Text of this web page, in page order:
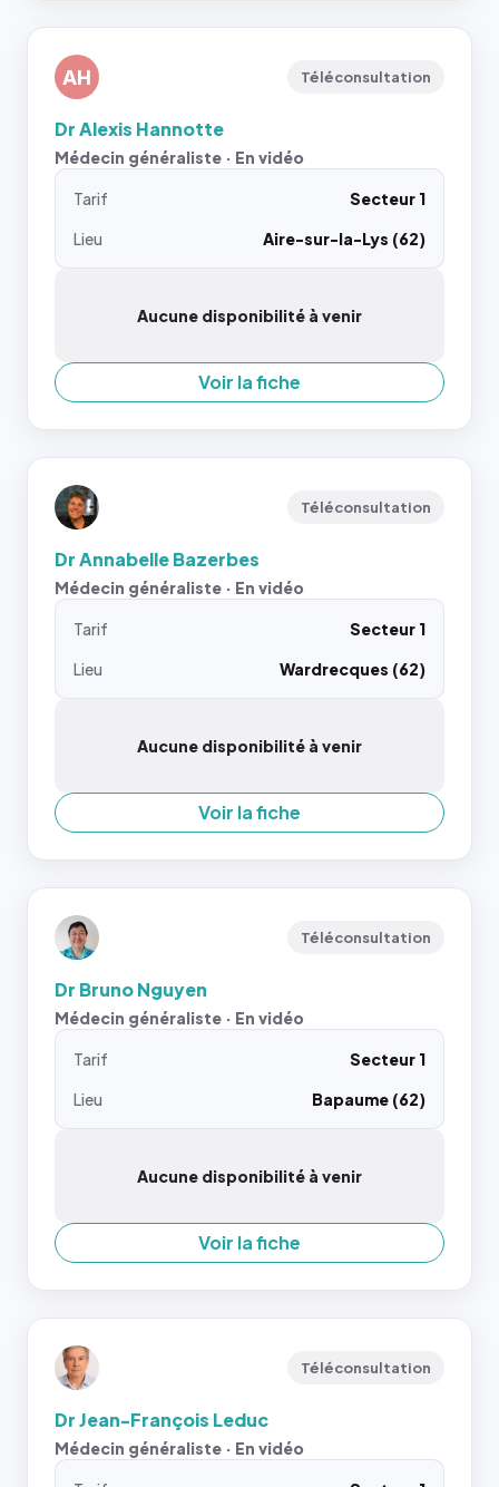
AH Téléconsultation
Dr Alexis Hannotte
Médecin généraliste · En vidéo
Tarif
Secteur 1
Lieu
Aire-sur-la-Lys (62)
Aucune disponibilité à venir
Voir la fiche
Téléconsultation
Dr Annabelle Bazerbes
Médecin généraliste · En vidéo
Tarif
Secteur 1
Lieu
Wardrecques (62)
Aucune disponibilité à venir
Voir la fiche
Téléconsultation
Dr Bruno Nguyen
Médecin généraliste · En vidéo
Tarif
Secteur 1
Lieu
Bapaume (62)
Aucune disponibilité à venir
Voir la fiche
Téléconsultation
Dr Jean-François Leduc
Médecin généraliste · En vidéo